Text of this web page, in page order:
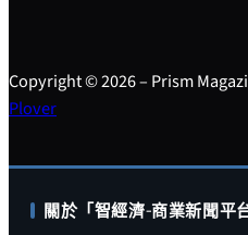
Copyright © 2026 – Prism
Plover
關於「智經濟-商業新聞平台